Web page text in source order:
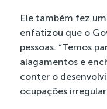
Ele também fez
enfatizou que o
pessoas. “Temos
alagamentos e
conter o
ocupações